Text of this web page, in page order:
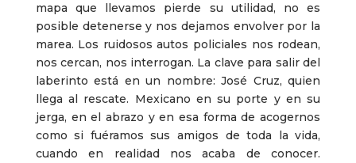
mapa que llevamos pierde su utilidad, no es
posible detenerse y nos dejamos envolver por la
marea. Los ruidosos autos policiales nos rodean,
nos cercan, nos interrogan. La clave para salir del
laberinto está en un nombre: José Cruz, quien
llega al rescate. Mexicano en su porte y en su
jerga, en el abrazo y en esa forma de acogernos
como si fuéramos sus amigos de toda la vida,
cuando en realidad nos acaba de conocer.